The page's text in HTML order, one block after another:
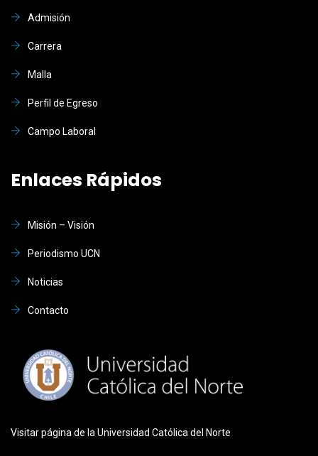
Admisión
Carrera
Malla
Perfil de Egreso
Campo Laboral
Enlaces Rápidos
Misión – Visión
Periodismo UCN
Noticias
Contacto
Visitar página de la Universidad Católica del Norte